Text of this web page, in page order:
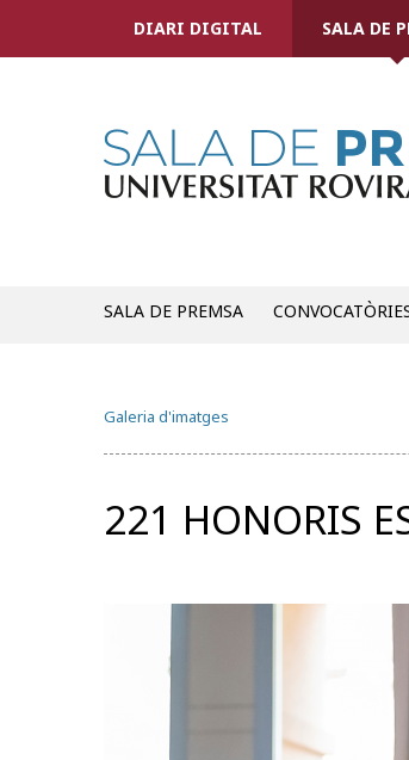
DIARI DIGITAL SALA DE
SALA DE PREMSA
Galeria d'imatges
221 HONORIS